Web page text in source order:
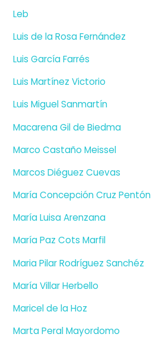
Leb
Luis de la Rosa Fernández
Luis García Farrés
Luis Martínez Victorio
Luis Miguel Sanmartín
Macarena Gil de Biedma
Marco Castaño Meissel
Marcos Diéguez Cuevas
María Concepción Cruz Pentón
María Luisa Arenzana
María Paz Cots Marfil
Maria Pilar Rodríguez Sanchéz
María Villar Herbello
Maricel de la Hoz
Marta Peral Mayordomo